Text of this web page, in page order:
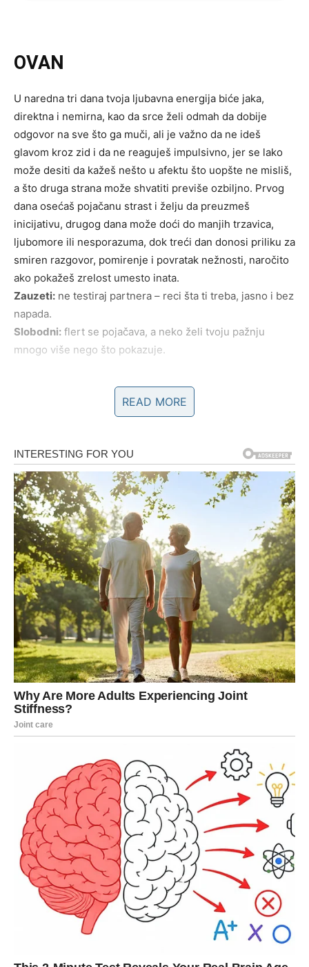
OVAN
U naredna tri dana tvoja ljubavna energija biće jaka,
direktna i nemirna, kao da srce želi odmah da dobije
odgovor na sve što ga muči, ali je važno da ne ideš
glavom kroz zid i da ne reaguješ impulsivno, jer se lako
može desiti da kažeš nešto u afektu što uopšte ne misliš,
a što druga strana može shvatiti previše ozbiljno. Prvog
dana osećaš pojačanu strast i želju da preuzmeš
inicijativu, drugog dana može doći do manjih trzavica,
ljubomore ili nesporazuma, dok treći dan donosi priliku za
smiren razgovor, pomirenje i povratak nežnosti, naročito
ako pokažeš zrelost umesto inata.
Zauzeti: ne testiraj partnera – reci šta ti treba, jasno i bez
napada.
Slobodni: flert se pojačava, a neko želi tvoju pažnju
mnogo više nego što pokazuje.
leči – toplu, stabilnu, prisutnu i nežnu, kao da život želi da
ti pokaže da ne moraš više da čekaš mrvice emocija, već
da možeš dobiti ono što zaslužuješ: sigurnost, dodir,
pažnju i oslonac. Prvog dana može stići poruka ili znak
koji te ulepša iznutra, drugog dana emocije rastu i
shvataš da ti prija nečija blizina više nego što si želeo da
priznaš, a trećeg dana dolazi mir i osećaj da se stvari
slažu na svoje mesto, bez pritiska i bez drame.
Zauzeti:odnos se učvršćuje kroz male, ali važne geste;
više vremena zajedno donosi čuda.
Slobodni:moguće je upoznavanje osobe koja deluje
ozbiljno i stabilno – baš ono što ti treba.
BLIZANCI
Kod tebe se ljubav u ova tri dana seli u reči, poruke,
razgovore i “sitne signale” koji odjednom postaju previše
glasni da bi ih ignorisao, pa ćeš osećati potrebu da
razjasniš šta ste, kuda idete i da li postoji nešto što se
krije ispod površine. Prvog dana se možeš dvoumiti,
vagati i analizirati, drugog dana dolazi razgovor koji menja
tok odnosa – ili se zbližavate kroz iskrenost, ili shvataš da
je vreme da ne trošiš energiju na nekoga ko stalno šalje
pomešane signale – dok trećeg dana stiže olakšanje i
osećaj da znaš na čemu si.
Zauzeti:ne beži od ozbiljnog razgovora – sada je idealno
da izgovorite ono što odlažete.
neko ti se javlja, ali sada želi konkretnije, ne
READ MORE